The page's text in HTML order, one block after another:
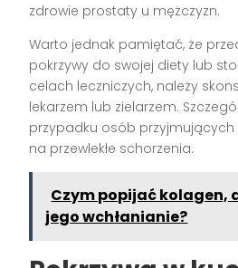
zdrowie prostaty u mężczyzn.
Warto jednak pamiętać, że
pokrzywy do swojej diety lub
celach leczniczych, należy
lekarzem lub zielarzem.
przypadku osób przyjmujących
na przewlekłe schorzenia.
Czym popijać kolagen,
jego wchłanianie?